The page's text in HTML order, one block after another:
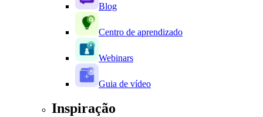
Blog
Centro de aprendizado
Webinars
Guia de vídeo
Inspiração